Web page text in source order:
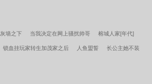
灰墙之下 当我决定在网上骚扰帅哥 榕城人家[年代]
锁血挂玩家转生加茂家之后 人鱼盟誓 长公主她不装